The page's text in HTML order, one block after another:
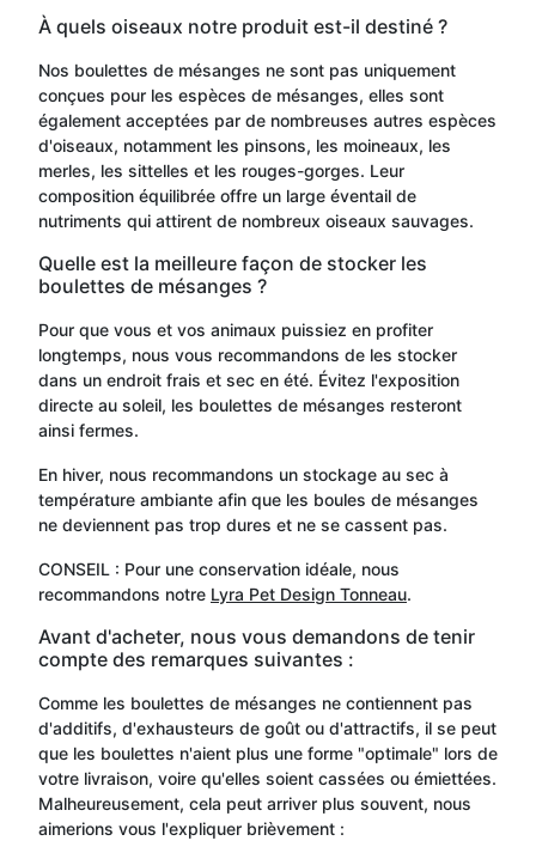
À quels oiseaux notre produit est-il destiné ?
Nos boulettes de mésanges ne sont pas uniquement
conçues pour les espèces de mésanges, elles sont
également acceptées par de nombreuses autres espèces
d'oiseaux, notamment les pinsons, les moineaux, les
merles, les sittelles et les rouges-gorges. Leur
composition équilibrée offre un large éventail de
nutriments qui attirent de nombreux oiseaux sauvages.
Quelle est la meilleure façon de stocker les
boulettes de mésanges ?
Pour que vous et vos animaux puissiez en profiter
longtemps, nous vous recommandons de les stocker
dans un endroit frais et sec en été. Évitez l'exposition
directe au soleil, les boulettes de mésanges resteront
ainsi fermes.
En hiver, nous recommandons un stockage au sec à
température ambiante afin que les boules de mésanges
ne deviennent pas trop dures et ne se cassent pas.
CONSEIL : Pour une conservation idéale, nous
recommandons notre Lyra Pet Design Tonneau.
Avant d'acheter, nous vous demandons de tenir
compte des remarques suivantes :
Comme les boulettes de mésanges ne contiennent pas
d'additifs, d'exhausteurs de goût ou d'attractifs, il se peut
que les boulettes n'aient plus une forme "optimale" lors de
votre livraison, voire qu'elles soient cassées ou émiettées.
Malheureusement, cela peut arriver plus souvent, nous
aimerions vous l'expliquer brièvement :